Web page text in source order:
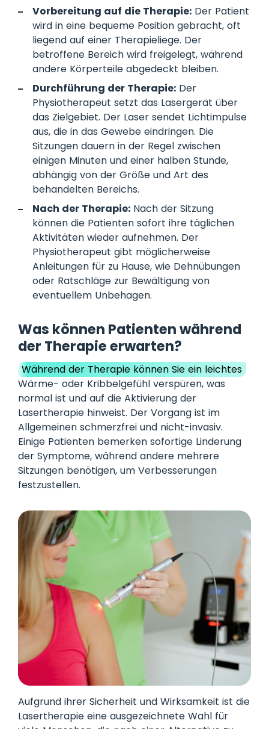
Vorbereitung auf die Therapie: Der Patient
wird in eine bequeme Position gebracht, oft
liegend auf einer Therapieliege. Der
betroffene Bereich wird freigelegt, während
andere Körperteile abgedeckt bleiben.
Durchführung der Therapie: Der
Physiotherapeut setzt das Lasergerät über
das Zielgebiet. Der Laser sendet Lichtimpulse
aus, die in das Gewebe eindringen. Die
Sitzungen dauern in der Regel zwischen
einigen Minuten und einer halben Stunde,
abhängig von der Größe und Art des
behandelten Bereichs.
Nach der Therapie: Nach der Sitzung
können die Patienten sofort ihre täglichen
Aktivitäten wieder aufnehmen. Der
Physiotherapeut gibt möglicherweise
Anleitungen für zu Hause, wie Dehnübungen
oder Ratschläge zur Bewältigung von
eventuellem Unbehagen.
Was können Patienten während
der Therapie erwarten?
Während der Therapie können Sie ein leichtes
Wärme- oder Kribbelgefühl verspüren, was
normal ist und auf die Aktivierung der
Lasertherapie hinweist. Der Vorgang ist im
Allgemeinen schmerzfrei und nicht-invasiv.
Einige Patienten bemerken sofortige Linderung
der Symptome, während andere mehrere
Sitzungen benötigen, um Verbesserungen
festzustellen.
Aufgrund ihrer Sicherheit und Wirksamkeit ist die
Lasertherapie eine ausgezeichnete Wahl für